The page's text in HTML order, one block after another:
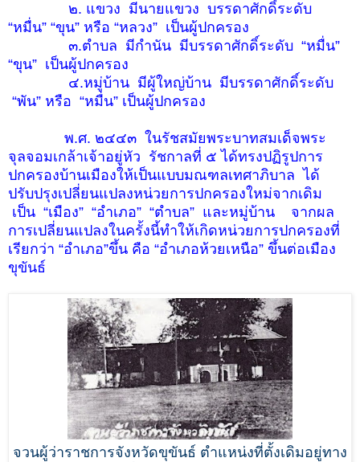
๒. แขวง มีนายแขวง บรรดาศักดิ์ระดับ
“หมื่น” “ขุน” หรือ “หลวง” เป็นผู้ปกครอง
๓.ตำบล มีกำนัน มีบรรดาศักดิ์ระดับ “หมื่น”
“ขุน” เป็นผู้ปกครอง
๔.หมู่บ้าน มีผู้ใหญ่บ้าน มีบรรดาศักดิ์ระดับ
“พัน” หรือ “หมื่น” เป็นผู้ปกครอง
พ.ศ. ๒๔๔๓ ในรัชสมัยพระบาทสมเด็จพระ
จุลจอมเกล้าเจ้าอยู่หัว รัชกาลที่ ๕ ได้ทรงปฏิรูปการ
ปกครองบ้านเมืองให้เป็นแบบมณฑลเทศาภิบาล ได้
ปรับปรุงเปลี่ยนแปลงหน่วยการปกครองใหม่จากเดิม
เป็น “เมือง” “อำเภอ” “ตำบล” และหมู่บ้าน จากผล
การเปลี่ยนแปลงในครั้งนี้ทำให้เกิดหน่วยการปกครองที่
เรียกว่า “อำเภอ”ขึ้น คือ “อำเภอห้วยเหนือ” ขึ้นต่อเมือง
ขุขันธ์
จวนผู้ว่าราชการจังหวัดขุขันธ์ ตำแหน่งที่ตั้งเดิมอยู่ทาง